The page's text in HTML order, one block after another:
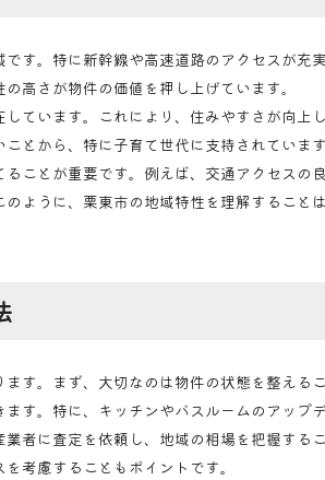
す。特に新幹線や高速道路のアクセスが充
高さが物件の価値を押し上げています。
ています。これにより、住みやすさが向上
とから、特に子育て世代に支持されています
ことが重要です。例えば、交通アクセスの
ように、栗東市の地域特性を理解すること
す。まず、大切なのは物件の状態を整える
す。特に、キッチンやバスルームのアップ
者に査定を依頼し、地域の相場を把握する
考慮することもポイントです。